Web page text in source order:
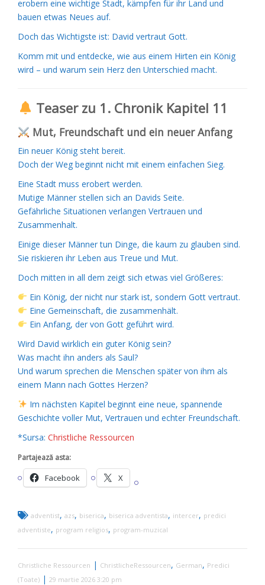
erobern eine wichtige Stadt, kämpfen für ihr Land und
bauen etwas Neues auf.
Doch das Wichtigste ist: David vertraut Gott.
Komm mit und entdecke, wie aus einem Hirten ein König
wird – und warum sein Herz den Unterschied macht.
Teaser zu 1. Chronik Kapitel 11
Mut, Freundschaft und ein neuer Anfang
Ein neuer König steht bereit.
Doch der Weg beginnt nicht mit einem einfachen Sieg.
Eine Stadt muss erobert werden.
Mutige Männer stellen sich an Davids Seite.
Gefährliche Situationen verlangen Vertrauen und
Zusammenhalt.
Einige dieser Männer tun Dinge, die kaum zu glauben sind.
Sie riskieren ihr Leben aus Treue und Mut.
Doch mitten in all dem zeigt sich etwas viel Größeres:
Ein König, der nicht nur stark ist, sondern Gott vertraut.
Eine Gemeinschaft, die zusammenhält.
Ein Anfang, der von Gott geführt wird.
Wird David wirklich ein guter König sein?
Was macht ihn anders als Saul?
Und warum sprechen die Menschen später von ihm als
einem Mann nach Gottes Herzen?
Im nächsten Kapitel beginnt eine neue, spannende
Geschichte voller Mut, Vertrauen und echter Freundschaft.
*Sursa: Christliche Ressourcen
Partajează asta:
Facebook X
adventist, azs, biserica, biserica adventista, intercer, predici
adventiste, program religios, program-muzical
Christliche Ressourcen | ChristlicheRessourcen, German, Predici
(Toate) | 29 martie 2026 3:20 pm